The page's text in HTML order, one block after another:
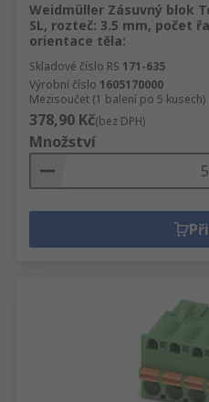
Weidmüller Zásuvný blok
SL, rozteč: 3.5 mm, počet
orientace těla:
Skladové číslo RS 171-635
Výrobní číslo 1605170000
Mezisoučet (1 balení po 5 kusech)
378,90 Kč(bez DPH)
Množství